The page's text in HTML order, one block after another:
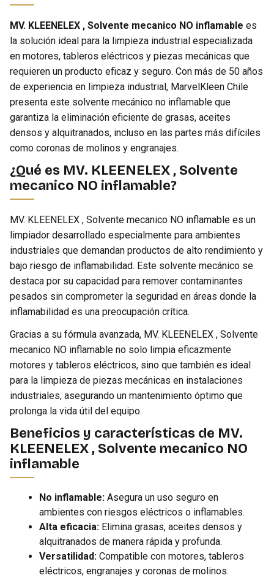
MV. KLEENELEX , Solvente mecanico NO inflamable es
la solución ideal para la limpieza industrial especializada
en motores, tableros eléctricos y piezas mecánicas que
requieren un producto eficaz y seguro. Con más de 50 años
de experiencia en limpieza industrial, MarvelKleen Chile
presenta este solvente mecánico no inflamable que
garantiza la eliminación eficiente de grasas, aceites
densos y alquitranados, incluso en las partes más difíciles
como coronas de molinos y engranajes.
¿Qué es MV. KLEENELEX , Solvente
mecanico NO inflamable?
MV. KLEENELEX , Solvente mecanico NO inflamable es un
limpiador desarrollado especialmente para ambientes
industriales que demandan productos de alto rendimiento y
bajo riesgo de inflamabilidad. Este solvente mecánico se
destaca por su capacidad para remover contaminantes
pesados sin comprometer la seguridad en áreas donde la
inflamabilidad es una preocupación crítica.
Gracias a su fórmula avanzada, MV. KLEENELEX , Solvente
mecanico NO inflamable no solo limpia eficazmente
motores y tableros eléctricos, sino que también es ideal
para la limpieza de piezas mecánicas en instalaciones
industriales, asegurando un mantenimiento óptimo que
prolonga la vida útil del equipo.
Beneficios y características de MV.
KLEENELEX , Solvente mecanico NO
inflamable
No inflamable: Asegura un uso seguro en
ambientes con riesgos eléctricos o inflamables.
Alta eficacia: Elimina grasas, aceites densos y
alquitranados de manera rápida y profunda.
Versatilidad: Compatible con motores, tableros
eléctricos, engranajes y coronas de molinos.